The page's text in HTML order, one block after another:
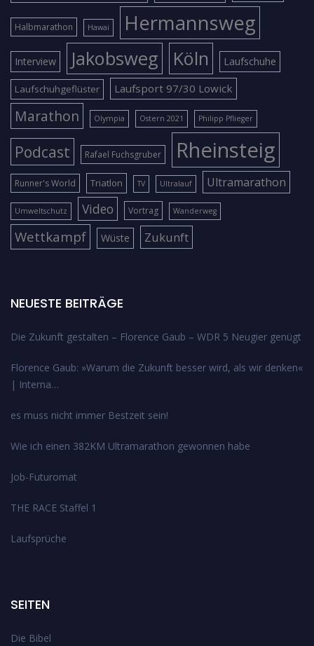
Halbmarathon Hawai Hermannsweg
Interview Jakobsweg Köln Laufschuhe
Laufschuhgeflüster Laufsport 97/30 Lowick
Marathon Olympia Ostern 2021 Philipp Pflieger
Podcast Rafael Fuchsgruber Rheinsteig
Runner's World Triatlon TV Ultralauf Ultramarathon
Umweltschutz Video Vortrag Wanderweg
Wettkampf Wüste Zukunft
NEUESTE BEITRÄGE
Die Zukunft gestalten – Florence Gaub – WDR 5 Neugier genügt
Florence Gaub: »Warum die Zukunft besser wird, als wir denken«
| Interna…
es muss nicht immer Bestzeit sein!
Wie ich einen 382KM Ultramarathon gewonnen habe
Job-Futuromat
THE RACE Staffel 1
Laufsprüche
SEITEN
Die Bibel